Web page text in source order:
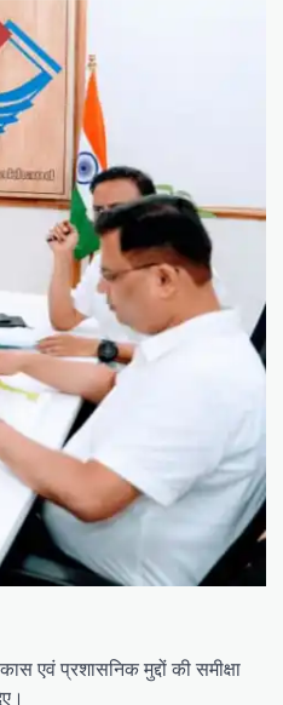
एवं प्रशासनिक मुद्दों की समीक्षा